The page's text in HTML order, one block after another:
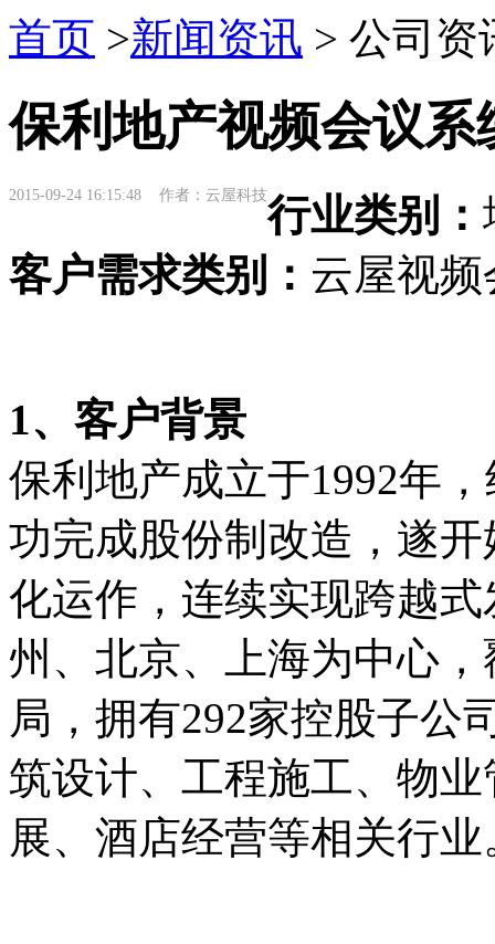
首页 >新闻资讯 > 公司资
保利地产视频会议系
2015-09-24 16:15:48 作者：云屋科技行业类别：
客户需求类别： 云屋视
1、客户背景
保利地产成立于1992年
功完成股份制改造，遂
化运作，连续实现跨越
州、北京、上海为中心
局，拥有292家控股子公
筑设计、工程施工、物
展、酒店经营等相关行业